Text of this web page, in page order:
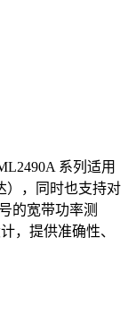
系列适用
），同时也支持对
的宽带功率测
，提供准确性、